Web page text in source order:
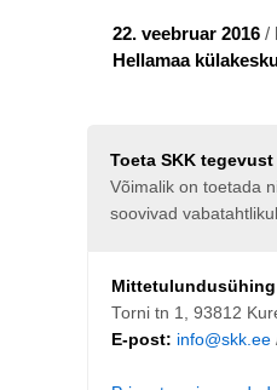
22. veebruar 2016 /
Hellamaa
Toeta SKK tegevust
Võimalik on toetada
soovivad
Torni tn 1, 93812
E-post: info@skk.ee